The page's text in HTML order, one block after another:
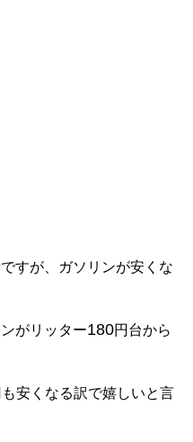
すが、ガソリンが安くな
がリッター180円台から
も安くなる訳で嬉しいと言